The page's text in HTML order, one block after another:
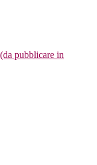
pubblicare in